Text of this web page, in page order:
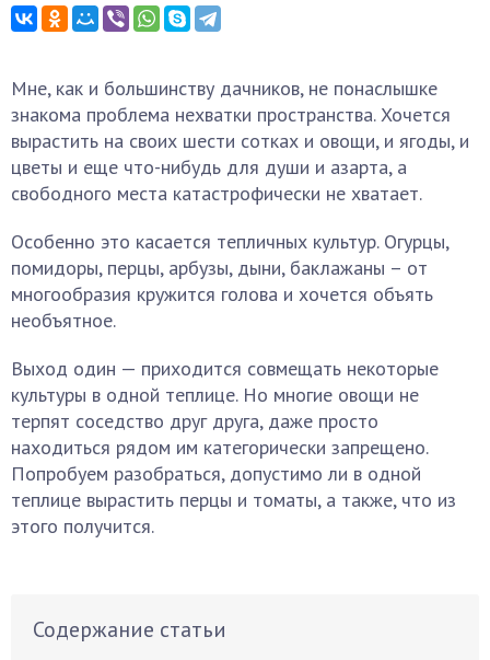
Мне, как и большинству дачников, не понаслышке
знакома проблема нехватки пространства. Хочется
вырастить на своих шести сотках и овощи, и ягоды, и
цветы и еще что-нибудь для души и азарта, а
свободного места катастрофически не хватает.
Особенно это касается тепличных культур. Огурцы,
помидоры, перцы, арбузы, дыни, баклажаны – от
многообразия кружится голова и хочется объять
необъятное.
Выход один — приходится совмещать некоторые
культуры в одной теплице. Но многие овощи не
терпят соседство друг друга, даже просто
находиться рядом им категорически запрещено.
Попробуем разобраться, допустимо ли в одной
теплице вырастить перцы и томаты, а также, что из
этого получится.
Содержание статьи